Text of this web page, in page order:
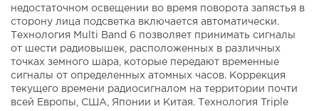
недостаточном освещении во время поворота запястья в
сторону лица подсветка включается автоматически.
Технология Multi Band 6 позволяет принимать сигналы
от шести радиовышек, расположенных в различных
точках земного шара, которые передают временные
сигналы от определенных атомных часов. Коррекция
текущего времени радиосигналом на территории почти
всей Европы, США, Японии и Китая. Технология Triple